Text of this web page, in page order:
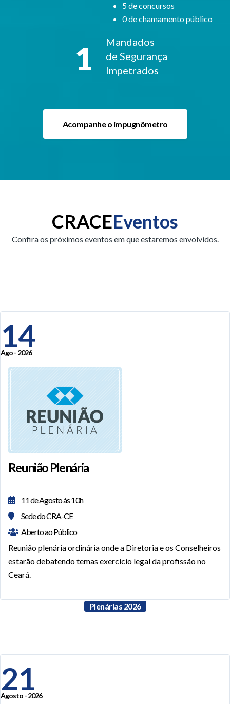
5 de concursos
0 de chamamento público
1
Mandados
de Segurança
Impetrados
Acompanhe o impugnômetro
CRACEEventos
Confira os próximos eventos em que estaremos envolvidos.
14
Ago - 2026
Reunião Plenária
11 de Agosto às 10h
Sede do CRA-CE
Aberto ao Público
Reunião plenária ordinária onde a Diretoria e os Conselheiros
estarão debatendo temas exercício legal da profissão no
Ceará.
Plenárias 2026
21
Agosto - 2026